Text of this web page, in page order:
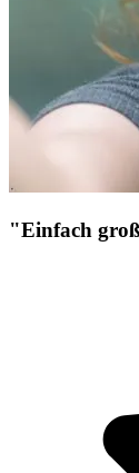
"Einfach